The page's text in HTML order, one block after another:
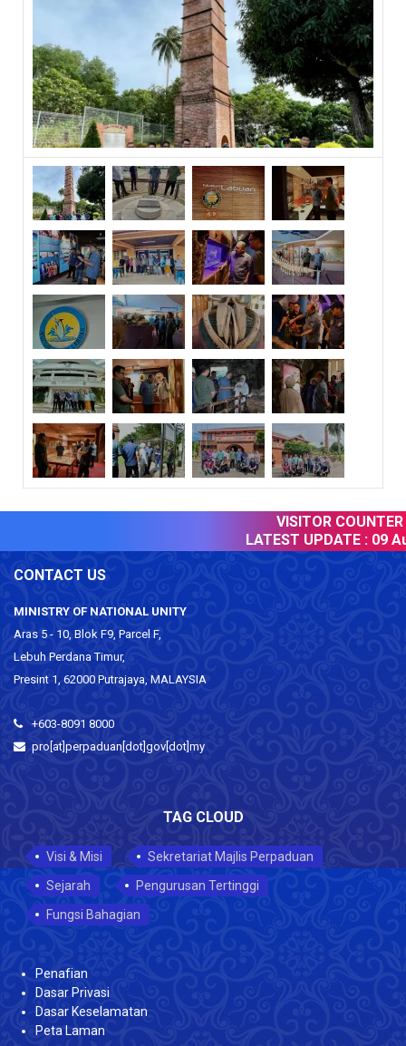
VISITOR COUNTER :
LATEST UPDATE : 09
CONTACT US
MINISTRY OF NATIONAL UNITY
Aras 5 - 10, Blok F9, Parcel F,
Lebuh Perdana Timur,
Presint 1, 62000 Putrajaya, MALAYSIA
+603-8091 8000
pro[at]perpaduan[dot]gov[dot]my
TAG CLOUD
Visi & Misi
Sekretariat Majlis Perpaduan
Sejarah
Pengurusan Tertinggi
Fungsi Bahagian
Penafian
Dasar Privasi
Dasar Keselamatan
Peta Laman